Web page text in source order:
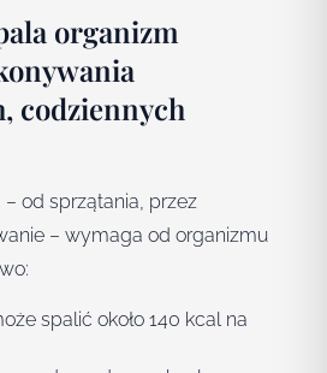
organizm
codziennych
od sprzątania, przez
– wymaga od organizmu
spalić około 140 kcal na